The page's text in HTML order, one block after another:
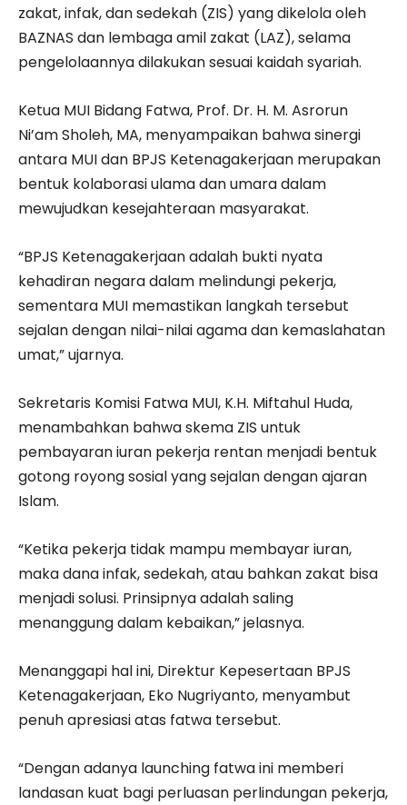
zakat, infak, dan sedekah (ZIS) yang dikelola oleh
BAZNAS dan lembaga amil zakat (LAZ), selama
pengelolaannya dilakukan sesuai kaidah syariah.
Ketua MUI Bidang Fatwa, Prof. Dr. H. M. Asrorun
Ni’am Sholeh, MA, menyampaikan bahwa sinergi
antara MUI dan BPJS Ketenagakerjaan merupakan
bentuk kolaborasi ulama dan umara dalam
mewujudkan kesejahteraan masyarakat.
“BPJS Ketenagakerjaan adalah bukti nyata
kehadiran negara dalam melindungi pekerja,
sementara MUI memastikan langkah tersebut
sejalan dengan nilai-nilai agama dan kemaslahatan
umat,” ujarnya.
Sekretaris Komisi Fatwa MUI, K.H. Miftahul Huda,
menambahkan bahwa skema ZIS untuk
pembayaran iuran pekerja rentan menjadi bentuk
gotong royong sosial yang sejalan dengan ajaran
Islam.
“Ketika pekerja tidak mampu membayar iuran,
maka dana infak, sedekah, atau bahkan zakat bisa
menjadi solusi. Prinsipnya adalah saling
menanggung dalam kebaikan,” jelasnya.
Menanggapi hal ini, Direktur Kepesertaan BPJS
Ketenagakerjaan, Eko Nugriyanto, menyambut
penuh apresiasi atas fatwa tersebut.
“Dengan adanya launching fatwa ini memberi
landasan kuat bagi perluasan perlindungan pekerja,